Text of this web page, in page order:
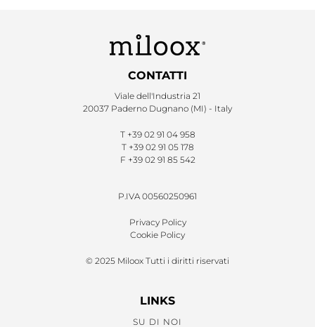
CONTATTI
Viale dell'Industria 21
20037 Paderno Dugnano (MI) - Italy
T +39 02 91 04 958
T +39 02 91 05 178
F +39 02 91 85 542
P.IVA 00560250961
Privacy Policy
Cookie Policy
© 2025 Miloox Tutti i diritti riservati
LINKS
SU DI NOI